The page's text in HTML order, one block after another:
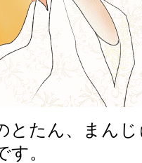
たん、まんじ
す。